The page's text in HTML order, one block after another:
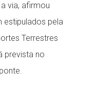
via, afirmou
estipulados pela
Terrestres
prevista no